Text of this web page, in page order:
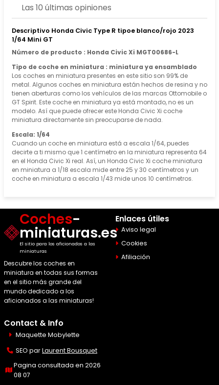
Las 10 últimas opiniones
Descriptivo Honda Civic Type R tipoe blanco/rojo 2023
1/64 Mini GT
Número de producto : Honda Civic Xi MGT00686-L
Tipo de coche en miniatura : miniatura ya ensamblado
Los coches en miniatura presentes en este sitio son 99% de
metal. Algunos coches en miniatura están hechos de resina y no
tienen aberturas como los vehículos de las marcas Ottomobile o
GT Spirit. Este coche en miniatura ya está montado, no es un
modelo. Así que puede ofrecer este Honda Civic Xi coche
miniatura directamente sin preocuparse de nada.
Escala: 1/64
Cuando un coche en miniatura está a escala 1/64, puedes
decirte a ti mismo que 1 centímetro en la miniatura representa 64
en el Honda Civic Xi real. Así, un Honda Civic Xi coche miniatura
en miniatura a 1/18 escala mide entre 25 y 30 centímetros y un
coche en miniatura a escala 1/43 mide unos 10 centímetros.
Coches-
miniaturas.es
El sitio para los aficionados a las
miniaturas
Descubre los coches en
miniatura en todas sus formas
en el sitio más grande del
mundo dedicado a los
aficionados a las miniaturas!
Enlaces útiles
Aviso legal
Cookies
Afiliación
Contact & Info
Maquette Mobylette
SEO parLaurent Bousquet
Pagina consultada en 2026
08 07